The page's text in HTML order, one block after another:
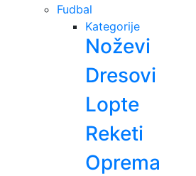
Fudbal
Kategorije
Noževi
Dresovi
Lopte
Reketi
Oprema